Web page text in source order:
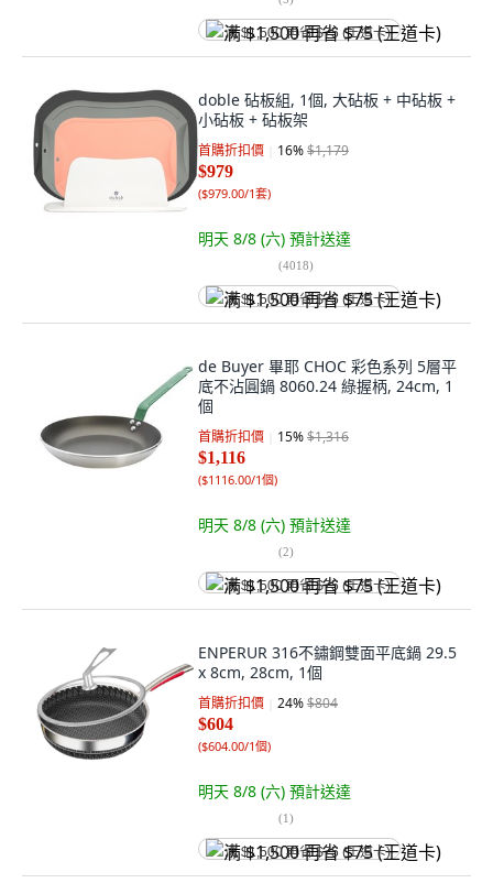
满 $1,500 再省 $75 (王道卡)
doble 砧板組, 1個, 大砧板 + 中砧板 +
小砧板 + 砧板架
首購折扣價 16%$1,179
$979
($979.00/1套)
明天 8/8 (六) 預計送達
(4018)
满 $1,500 再省 $75 (王道卡)
de Buyer 畢耶 CHOC 彩色系列 5層平
底不沾圓鍋 8060.24 綠握柄, 24cm, 1
個
首購折扣價 15%$1,316
$1,116
($1116.00/1個)
明天 8/8 (六) 預計送達
(2)
满 $1,500 再省 $75 (王道卡)
ENPERUR 316不鏽鋼雙面平底鍋 29.5
x 8cm, 28cm, 1個
首購折扣價 24%$804
$604
($604.00/1個)
明天 8/8 (六) 預計送達
(1)
满 $1,500 再省 $75 (王道卡)